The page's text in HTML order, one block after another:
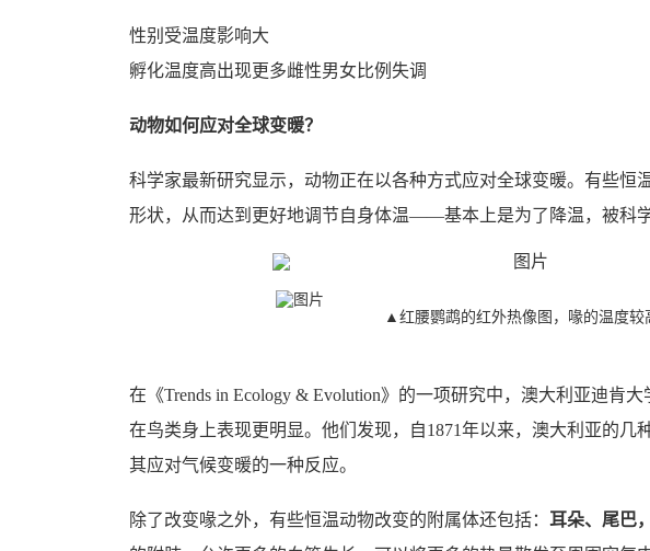
性别受温度影响大
孵化温度高出现更多雌性男女比例失调
动物如何应对全球变暖？
科学家最新研究显示，动物正在以各种方式应对全球变暖。有些恒
形状，从而达到更好地调节自身体温——基本上是为了降温，被科学
▲红腰鹦鹉的红外热像图，喙的温度较
在《Trends in Ecology & Evolution》的一项研究中，澳大利亚迪肯
在鸟类身上表现更明显。他们发现，自1871年以来，澳大利亚的几
其应对气候变暖的一种反应。
除了改变喙之外，有些恒温动物改变的附属体还包括： 耳朵、尾巴